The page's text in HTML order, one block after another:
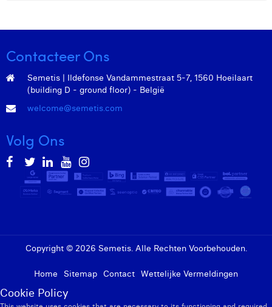
Mathias Segers
Ninon Chevalier
Olivia Lohest
Pieter Maesmans
Sven Bosschem
Thomas Riis
Contacteer Ons
Semetis | Ildefonse Vandammestraat 5-7, 1560 Hoeilaart
(building D - ground floor) - België
welcome@semetis.com
Volg Ons
Copyright © 2026 Semetis. Alle Rechten Voorbehouden.
Home Sitemap Contact Wettelijke Vermeldingen
Cookie Policy